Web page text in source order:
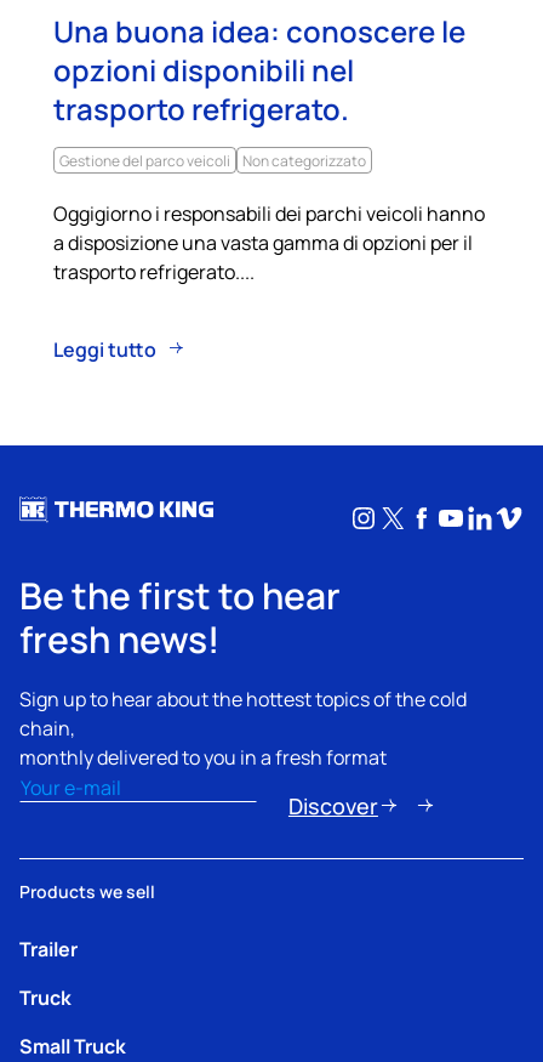
Una buona idea: conoscere le
opzioni disponibili nel
trasporto refrigerato.
Gestione del parco veicoli Non categorizzato
Oggigiorno i responsabili dei parchi veicoli hanno
a disposizione una vasta gamma di opzioni per il
trasporto refrigerato....
Leggi tutto
Instagram
X Facebook
Be the first to hear
fresh news!
Sign up to hear about the hottest topics of the cold
chain,
monthly delivered to you in a fresh format
Email(Obbligatorio)
Discover
Products we sell
Trailer
Truck
Small Truck